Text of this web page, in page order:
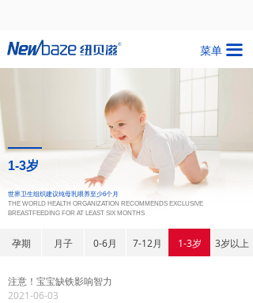
菜单 끀
孕期 月子 0-6月 7-12月 1-3岁 3岁以上
注意！宝宝缺铁影响智力
2021-06-03
1-3岁
世界卫生组织建议纯母乳喂养至少6个月
THE WORLD HEALTH ORGANIZATION RECOMMENDS EXCLUSIVE
BREASTFEEDING FOR AT LEAST SIX MONTHS